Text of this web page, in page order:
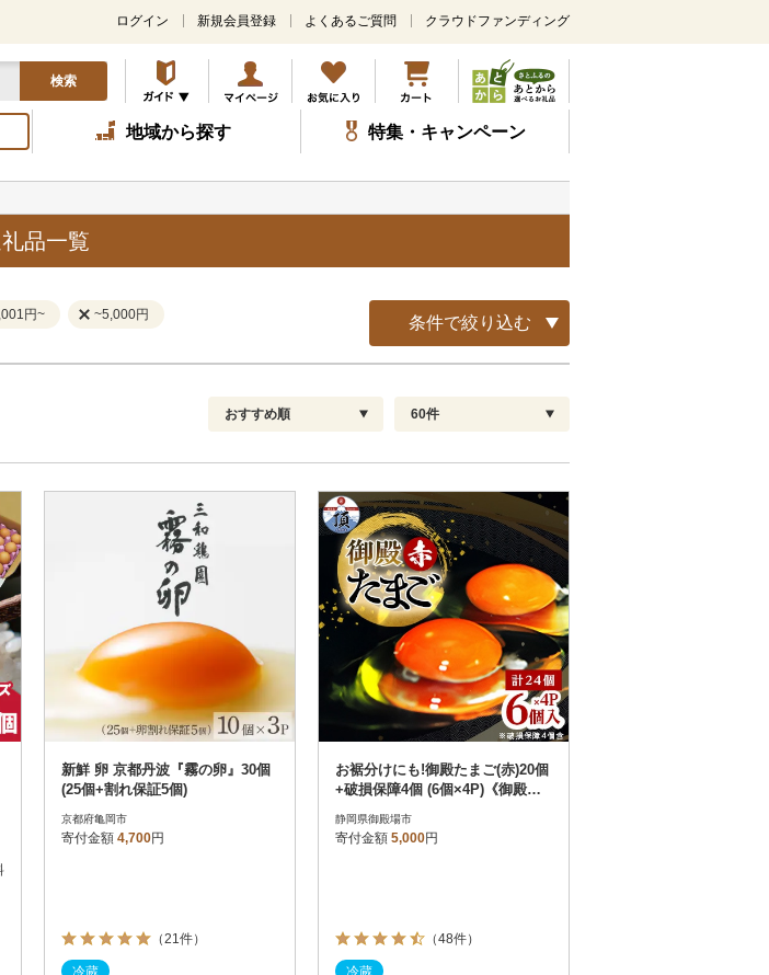
メ
ン
コ
ン
テ
ツ
ッ
ログイン 新規会員登録 よくあるご質問 クラウドファンディング
検索
地域から探す 特集・キャンペーン
品一覧
円~ ~5,000円 条件で絞り込む
解除
冷蔵便
冷凍便
配送指定 解除
お届け日時指定可
お届け時間帯指定可
発送される月指定可
その他 解除
さとふる限定のお礼品
定期便
さとふるアプリdeワンストップ申請
対象
おすすめ順
新着順
寄付金額が低い順
60件
60
90
120
新鮮 卵 京都丹波『霧の卵』30個
(25個+割れ保証5個)
京都府亀岡市
寄付金額 4,700円
（21件）
冷蔵
お裾分けにも!御殿たまご(赤)20個
+破損保障4個 (6個×4P)《御殿場
こだわり推奨品》
静岡県御殿場市
寄付金額 5,000円
（48件）
冷蔵